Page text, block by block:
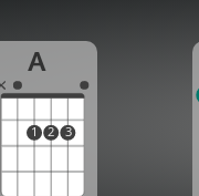
A
1 2 3